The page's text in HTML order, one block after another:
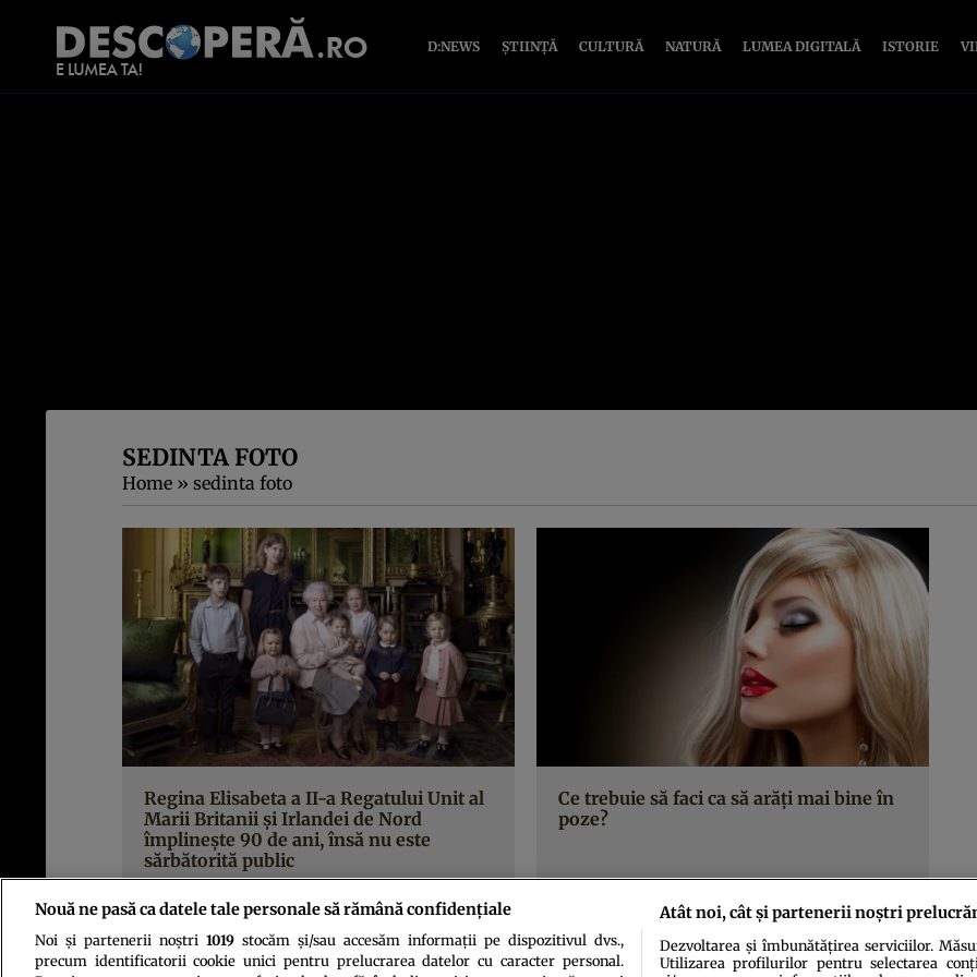
D:NEWS ȘTIINȚĂ CULTURĂ NATURĂ LUMEA DIGITALĂ ISTORIE
SEDINTA FOTO
Home » sedinta foto
Regina Elisabeta a II-a Regatului Unit al
Marii Britanii şi Irlandei de Nord
împlineşte 90 de ani, însă nu este
sărbătorită public
Ce trebuie să faci ca să arăţi mai bine în
poze?
Nouă ne pasă ca datele tale personale să rămână confidențiale
Noi și partenerii noștri 1019stocăm și/sau accesăm informații pe dispozitivul dvs.,
precum identificatorii cookie unici pentru prelucrarea datelor cu caracter personal.
Atât noi, cât și partenerii noștri
Dezvoltarea și îmbunătățirea serviciilor.
Utilizarea profilurilor pentru selectarea